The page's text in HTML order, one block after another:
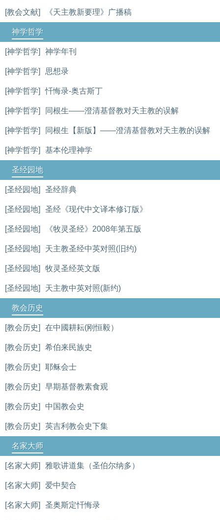
[教会文献] 《天主教新要理》广播稿
神学哲学
[神学哲学] 神学年刊
[神学哲学] 思想录
[神学哲学] 忏悔录-奥古斯丁
[神学哲学] 同根生——澄清基督教对天主教的误解
[神学哲学] 同根生【新版】——澄清基督教对天主教的误解
[神学哲学] 基本伦理神学
圣经园地
[圣经园地] 圣经辞典
[圣经园地] 圣经《现代中文译本修订版》
[圣经园地] 《牧灵圣经》2008年第五版
[圣经园地] 天主教圣经中英对照(旧约)
[圣经园地] 牧灵圣经英文版
[圣经园地] 天主教中英对照(新约)
教会历史
[教会历史] 在中國耕耘(刚恒毅）
[教会历史] 希伯来民族史
[教会历史] 耶稣会士
[教会历史] 早期基督教素食观
[教会历史] 中国教会史
[教会历史] 英吉利教会史下集
名家大师
[名家大师] 雅歌讲道集（圣伯尔纳多）
[名家大师] 爱中契合
[名家大师] 圣奥斯定忏悔录